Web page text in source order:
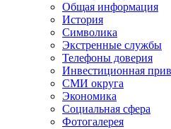
Общая информация
История
Символика
Экстренные службы
Телефоны доверия
Инвестиционная
СМИ округа
Экономика
Социальная сфера
Фотогалерея